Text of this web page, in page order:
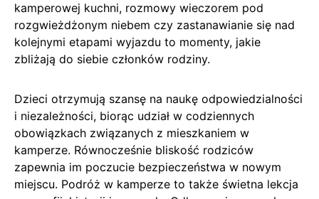
kamperowej kuchni, rozmowy wieczorem pod
rozgwieżdżonym niebem czy zastanawianie się nad
kolejnymi etapami wyjazdu to momenty, jakie
zbliżają do siebie członków rodziny.
Dzieci otrzymują szansę na naukę odpowiedzialności
i niezależności, biorąc udział w codziennych
obowiązkach związanych z mieszkaniem w
kamperze. Równocześnie bliskość rodziców
zapewnia im poczucie bezpieczeństwa w nowym
miejscu. Podróż w kamperze to także świetna lekcja